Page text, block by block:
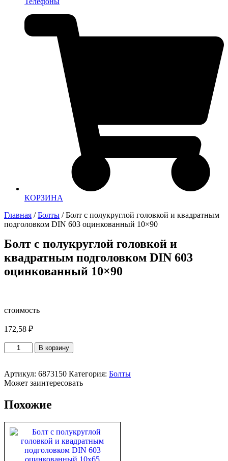
КОРЗИНА
Главная /Болты / Болт с полукруглой головкой и квадратным
подголовком DIN 603 оцинкованный 10×90
Болт с полукруглой головкой и
квадратным подголовком DIN 603
оцинкованный 10×90
стоимость
172,58 ₽
Количество
товара
с
полукруглой
и
квадратным
DIN
603
оцинкованный
В корзину
Артикул: 6873150 Категория: Болты
Может заинтересовать
Похожие